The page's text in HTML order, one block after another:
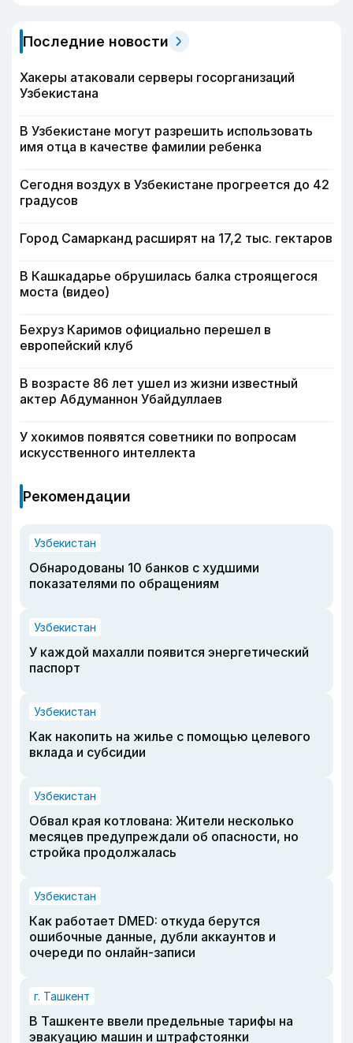
Последние новости
Хакеры атаковали серверы госорганизаций
Узбекистана
В Узбекистане могут разрешить использовать
имя отца в качестве фамилии ребенка
Сегодня воздух в Узбекистане прогреется до 42
градусов
Город Самарканд расширят на 17,2 тыс. гектаров
В Кашкадарье обрушилась балка строящегося
моста (видео)
Бехруз Каримов официально перешел в
европейский клуб
В возрасте 86 лет ушел из жизни известный
актер Абдуманнон Убайдуллаев
У хокимов появятся советники по вопросам
искусственного интеллекта
Рекомендации
Узбекистан
Обнародованы 10 банков с худшими
показателями по обращениям
Узбекистан
У каждой махалли появится энергетический
паспорт
Узбекистан
Как накопить на жилье с помощью целевого
вклада и субсидии
Узбекистан
Обвал края котлована: Жители несколько
месяцев предупреждали об опасности, но
стройка продолжалась
Узбекистан
Как работает DMED: откуда берутся
ошибочные данные, дубли аккаунтов и
очереди по онлайн-записи
г. Ташкент
В Ташкенте ввели предельные тарифы на
эвакуацию машин и штрафстоянки